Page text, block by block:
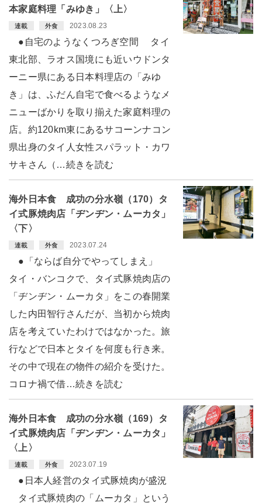
本家庭料理「みゆき」〈上〉
連載 外食 2023.08.23
●自宅のようなくつろぎ空間 タイ
東北部、ラオス国境にも近いウドンタ
ーニー県にある日本料理店の「みゆ
き」は、ふだん自宅で食べるようなメ
ニューばかりを取り揃えた家庭料理の
店。約120km東にあるサコーンナコン
県出身のタイ人女性スパラット・カワ
サキさん（…続きを読む
海外日本食 成功の分水嶺（170）タ
イ式豚焼肉店「ヂンヂン・ムーカタ」
〈下〉
連載 外食 2023.07.24
●「ならば自分でやってしまえ」
タイ・バンコクで、タイ式豚焼肉店の
「ヂンヂン・ムーカタ」をこの春開業
した内田智行さんだが、当初から焼肉
店を考えていたわけではなかった。旅
行などで日本とタイを何度も行き来。
その中で現在の物件の紹介を受けた。
コロナ禍で借…続きを読む
海外日本食 成功の分水嶺（169）タ
イ式豚焼肉店「ヂンヂン・ムーカタ」
〈上〉
連載 外食 2023.07.19
●日本人経営のタイ式豚焼肉が盛況
タイ式豚焼肉の「ムーカタ」という